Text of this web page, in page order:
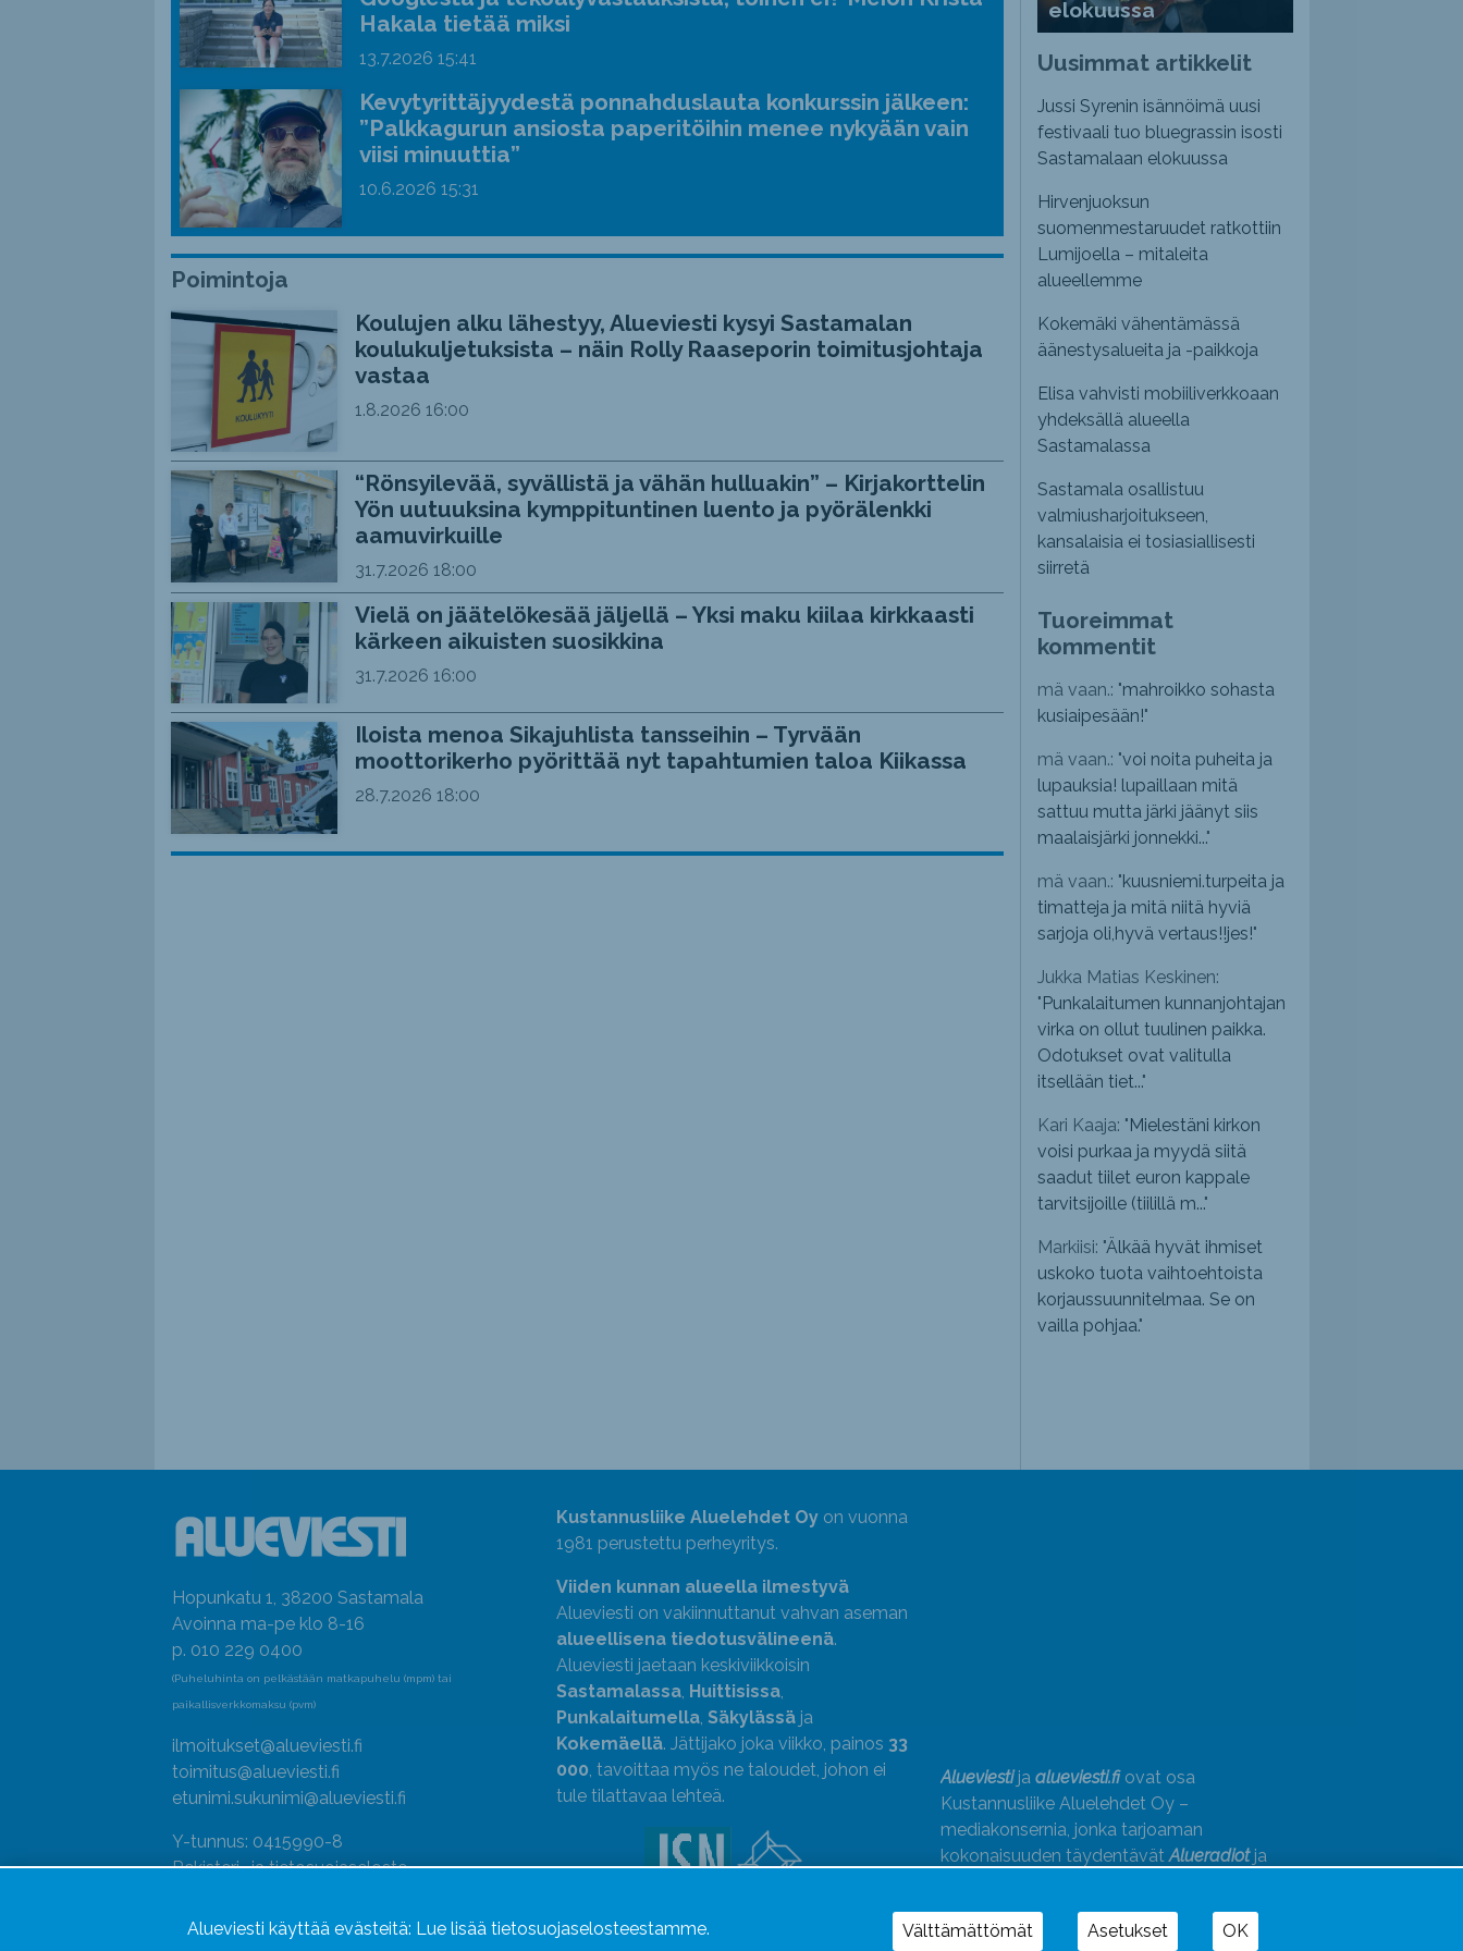
äänenvoimakkuutta
pienemmäksi.
Hakala tietää miksi
13.7.2026 15:41
Kevytyrittäjyydestä ponnahduslauta konkurssin jälkeen:
”Palkkagurun ansiosta paperitöihin menee nykyään vain
viisi minuuttia”
10.6.2026 15:31
Poimintoja
Koulujen alku lähestyy, Alueviesti kysyi Sastamalan
koulukuljetuksista – näin Rolly Raaseporin toimitusjohtaja
vastaa
1.8.2026 16:00
“Rönsyilevää, syvällistä ja vähän hulluakin” – Kirjakorttelin
Yön uutuuksina kymppituntinen luento ja pyörälenkki
aamuvirkuille
31.7.2026 18:00
Vielä on jäätelökesää jäljellä – Yksi maku kiilaa kirkkaasti
kärkeen aikuisten suosikkina
31.7.2026 16:00
Iloista menoa Sikajuhlista tansseihin – Tyrvään
moottorikerho pyörittää nyt tapahtumien taloa Kiikassa
28.7.2026 18:00
elokuussa
Uusimmat artikkelit
Jussi Syrenin isännöimä uusi
festivaali tuo bluegrassin isosti
Sastamalaan elokuussa
Hirvenjuoksun
suomenmestaruudet ratkottiin
Lumijoella – mitaleita
alueellemme
Kokemäki vähentämässä
äänestysalueita ja -paikkoja
Elisa vahvisti mobiiliverkkoaan
yhdeksällä alueella
Sastamalassa
Sastamala osallistuu
valmiusharjoitukseen,
kansalaisia ei tosiasiallisesti
siirretä
Tuoreimmat
kommentit
mä vaan.: "mahroikko sohasta
kusiaipesään!"
mä vaan.: "voi noita puheita ja
lupauksia! lupaillaan mitä
sattuu mutta järki jäänyt siis
maalaisjärki jonnekki..."
mä vaan.: "kuusniemi.turpeita ja
timatteja ja mitä niitä hyviä
sarjoja oli,hyvä vertaus!!jes!"
Jukka Matias Keskinen:
" Punkalaitumen kunnanjohtajan
virka on ollut tuulinen paikka.
Odotukset ovat valitulla
itsellään tiet..."
Kari Kaaja: " Mielestäni kirkon
voisi purkaa ja myydä siitä
saadut tiilet euron kappale
tarvitsijoille (tiilillä m..."
Markiisi: "Älkää hyvät ihmiset
uskoko tuota vaihtoehtoista
korjaussuunnitelmaa. Se on
vailla pohjaa."
Hopunkatu 1, 38200 Sastamala
Avoinna ma-pe klo 8-16
p. 010 229 0400
(Puheluhinta on pelkästään matkapuhelu (mpm) tai
paikallisverkkomaksu (pvm)
ilmoitukset@alueviesti.fi
toimitus@alueviesti.fi
etunimi.sukunimi@alueviesti.fi
Y-tunnus: 0415990-8
Rekisteri- ja tietosuojaseloste
Seuraa meitä
Kustannusliike Aluelehdet Oyon vuonna
1981 perustettu perheyritys.
Viiden kunnan alueella ilmestyvä
Alueviesti on vakiinnuttanut vahvan aseman
alueellisena tiedotusvälineenä.
Alueviesti jaetaan keskiviikkoisin
Sastamalassa, Huittisissa,
Punkalaitumella, Säkylässäja
Kokemäellä. Jättijako joka viikko, painos 33
000, tavoittaa myös ne taloudet, johon ei
tule tilattavaa lehteä.
Uutismedian Liiton jäsen. Noudatamme
Alueviestija alueviesti.fiovat osa
Kustannusliike Aluelehdet Oy –
mediakonsernia, jonka tarjoaman
kokonaisuuden täydentävätAlueradiotja
Alueviesti käyttää evästeitä: Lue lisää tietosuojaselosteestamme. Välttämättömät Asetukset OK